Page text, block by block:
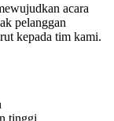
acara
pelanggan
kepada tim kami.
tinggi